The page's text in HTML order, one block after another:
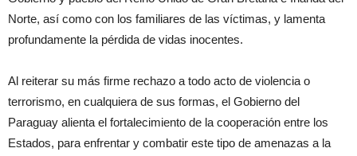
Norte, así como con los familiares de las víctimas, y lamenta
profundamente la pérdida de vidas inocentes.
Al reiterar su más firme rechazo a todo acto de violencia o
terrorismo, en cualquiera de sus formas, el Gobierno del
Paraguay alienta el fortalecimiento de la cooperación entre los
Estados, para enfrentar y combatir este tipo de amenazas a la